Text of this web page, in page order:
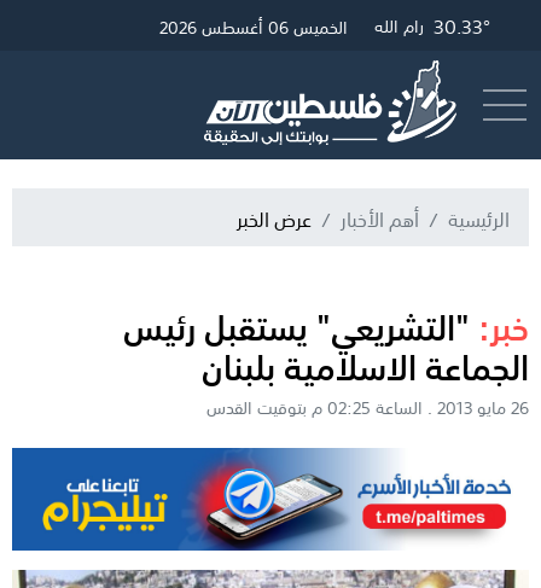
32.51° غزة 30.57° القدس 30.33° رام الله الخميس 06 أغسطس 2026
الرئيسية أهم الأخبار عرض الخبر
خبر: "التشريعي" يستقبل رئيس
الجماعة الاسلامية بلبنان
26 مايو 2013 . الساعة 02:25 م بتوقيت القدس